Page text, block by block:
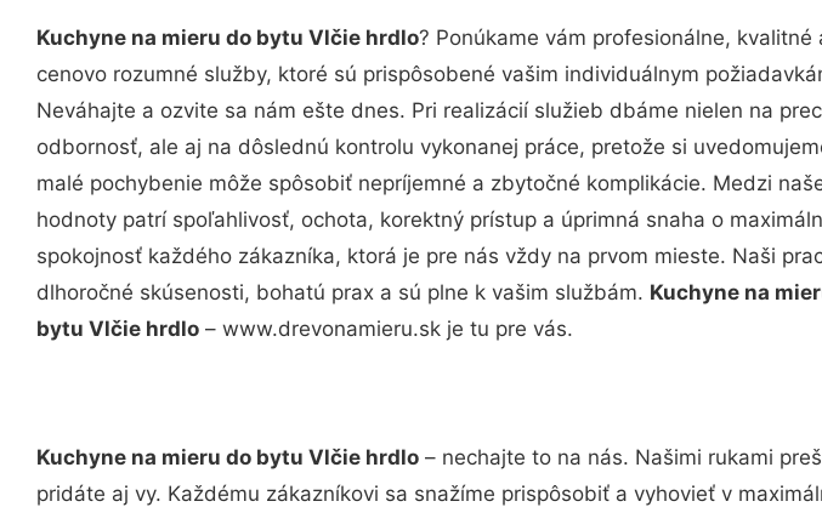
Kuchyne na mieru do bytu Vlčie hrdlo? Ponúkame vám profesionálne, kvalitné
cenovo rozumné služby, ktoré sú prispôsobené vašim individuálnym
Neváhajte a ozvite sa nám ešte dnes. Pri realizácií služieb dbáme nielen na
odbornosť, ale aj na dôslednú kontrolu vykonanej práce, pretože si
malé pochybenie môže spôsobiť nepríjemné a zbytočné komplikácie. Medzi
hodnoty patrí spoľahlivosť, ochota, korektný prístup a úprimná snaha o
spokojnosť každého zákazníka, ktorá je pre nás vždy na prvom mieste. Naši
dlhoročné skúsenosti, bohatú prax a sú plne k vašim službám. Kuchyne na
bytu Vlčie hrdlo – www.drevonamieru.sk je tu pre vás.
Kuchyne na mieru do bytu Vlčie hrdlo – nechajte to na nás. Našimi rukami
pridáte aj vy. Každému zákazníkovi sa snažíme prispôsobiť a vyhovieť v